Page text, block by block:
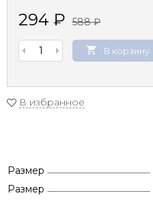
294 ₽ 588₽
В корзину
В избранное
Размер
Размер